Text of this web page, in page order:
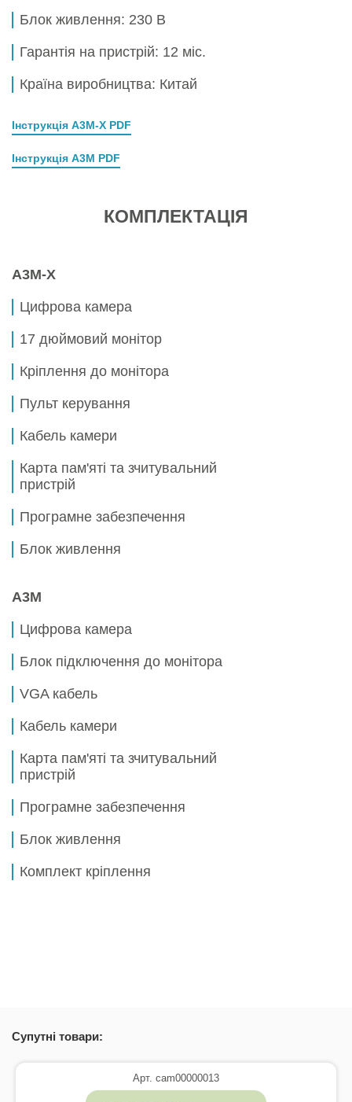
Блок живлення: 230 В
Гарантія на пристрій: 12 міс.
Країна виробництва: Китай
Інструкція A3M-X PDF
Інструкція A3M PDF
КОМПЛЕКТАЦІЯ
A3M-X
Цифрова камера
17 дюймовий монітор
Кріплення до монітора
Пульт керування
Кабель камери
Карта пам'яті та зчитувальний
пристрій
Програмне забезпечення
Блок живлення
A3M
Цифрова камера
Блок підключення до монітора
VGA кабель
Кабель камери
Карта пам'яті та зчитувальний
пристрій
Програмне забезпечення
Блок живлення
Комплект кріплення
Супутні товари:
Арт. cam00000013